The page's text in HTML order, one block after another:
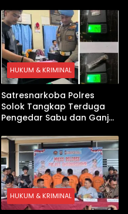
HUKUM & KRIMINAL
Satresnarkoba Polres
Solok Tangkap Terduga
Pengedar Sabu dan Ganja
HUKUM & KRIMINAL